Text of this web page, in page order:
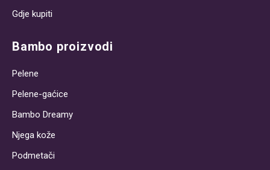
Gdje kupiti
Bambo proizvodi
Pelene
Pelene-gaćice
Bambo Dreamy
Njega kože
Podmetači